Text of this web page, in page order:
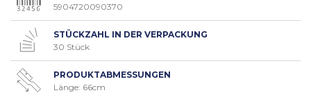
5904720090370
STÜCKZAHL IN DER VERPACKUNG
30 Stück
PRODUKTABMESSUNGEN
Länge: 66cm